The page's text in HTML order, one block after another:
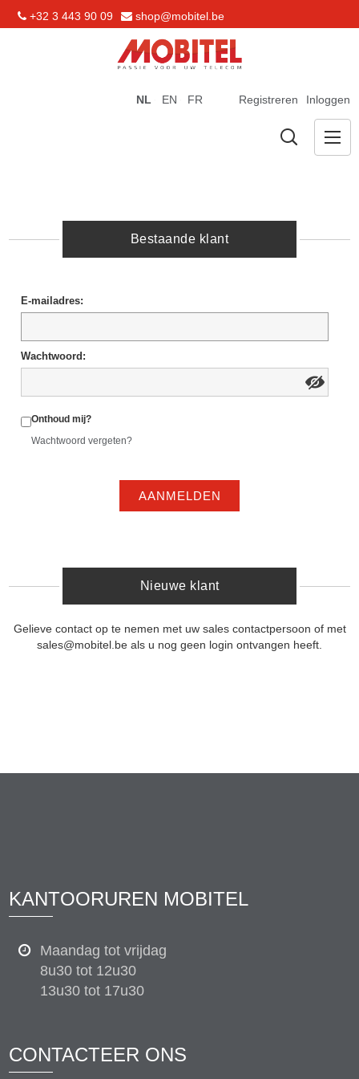
+32 3 443 90 09 shop@mobitel.be
Registreren Inloggen
NL EN FR
Bestaande klant
E-mailadres:
Wachtwoord:
Onthoud mij?
Wachtwoord vergeten?
AANMELDEN
Nieuwe klant
Gelieve contact op te nemen met uw sales contactpersoon of met
sales@mobitel.be als u nog geen login ontvangen heeft.
KANTOORUREN MOBITEL
Maandag tot vrijdag
8u30 tot 12u30
13u30 tot 17u30
CONTACTEER ONS